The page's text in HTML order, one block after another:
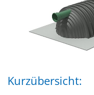
Kurzübersicht: